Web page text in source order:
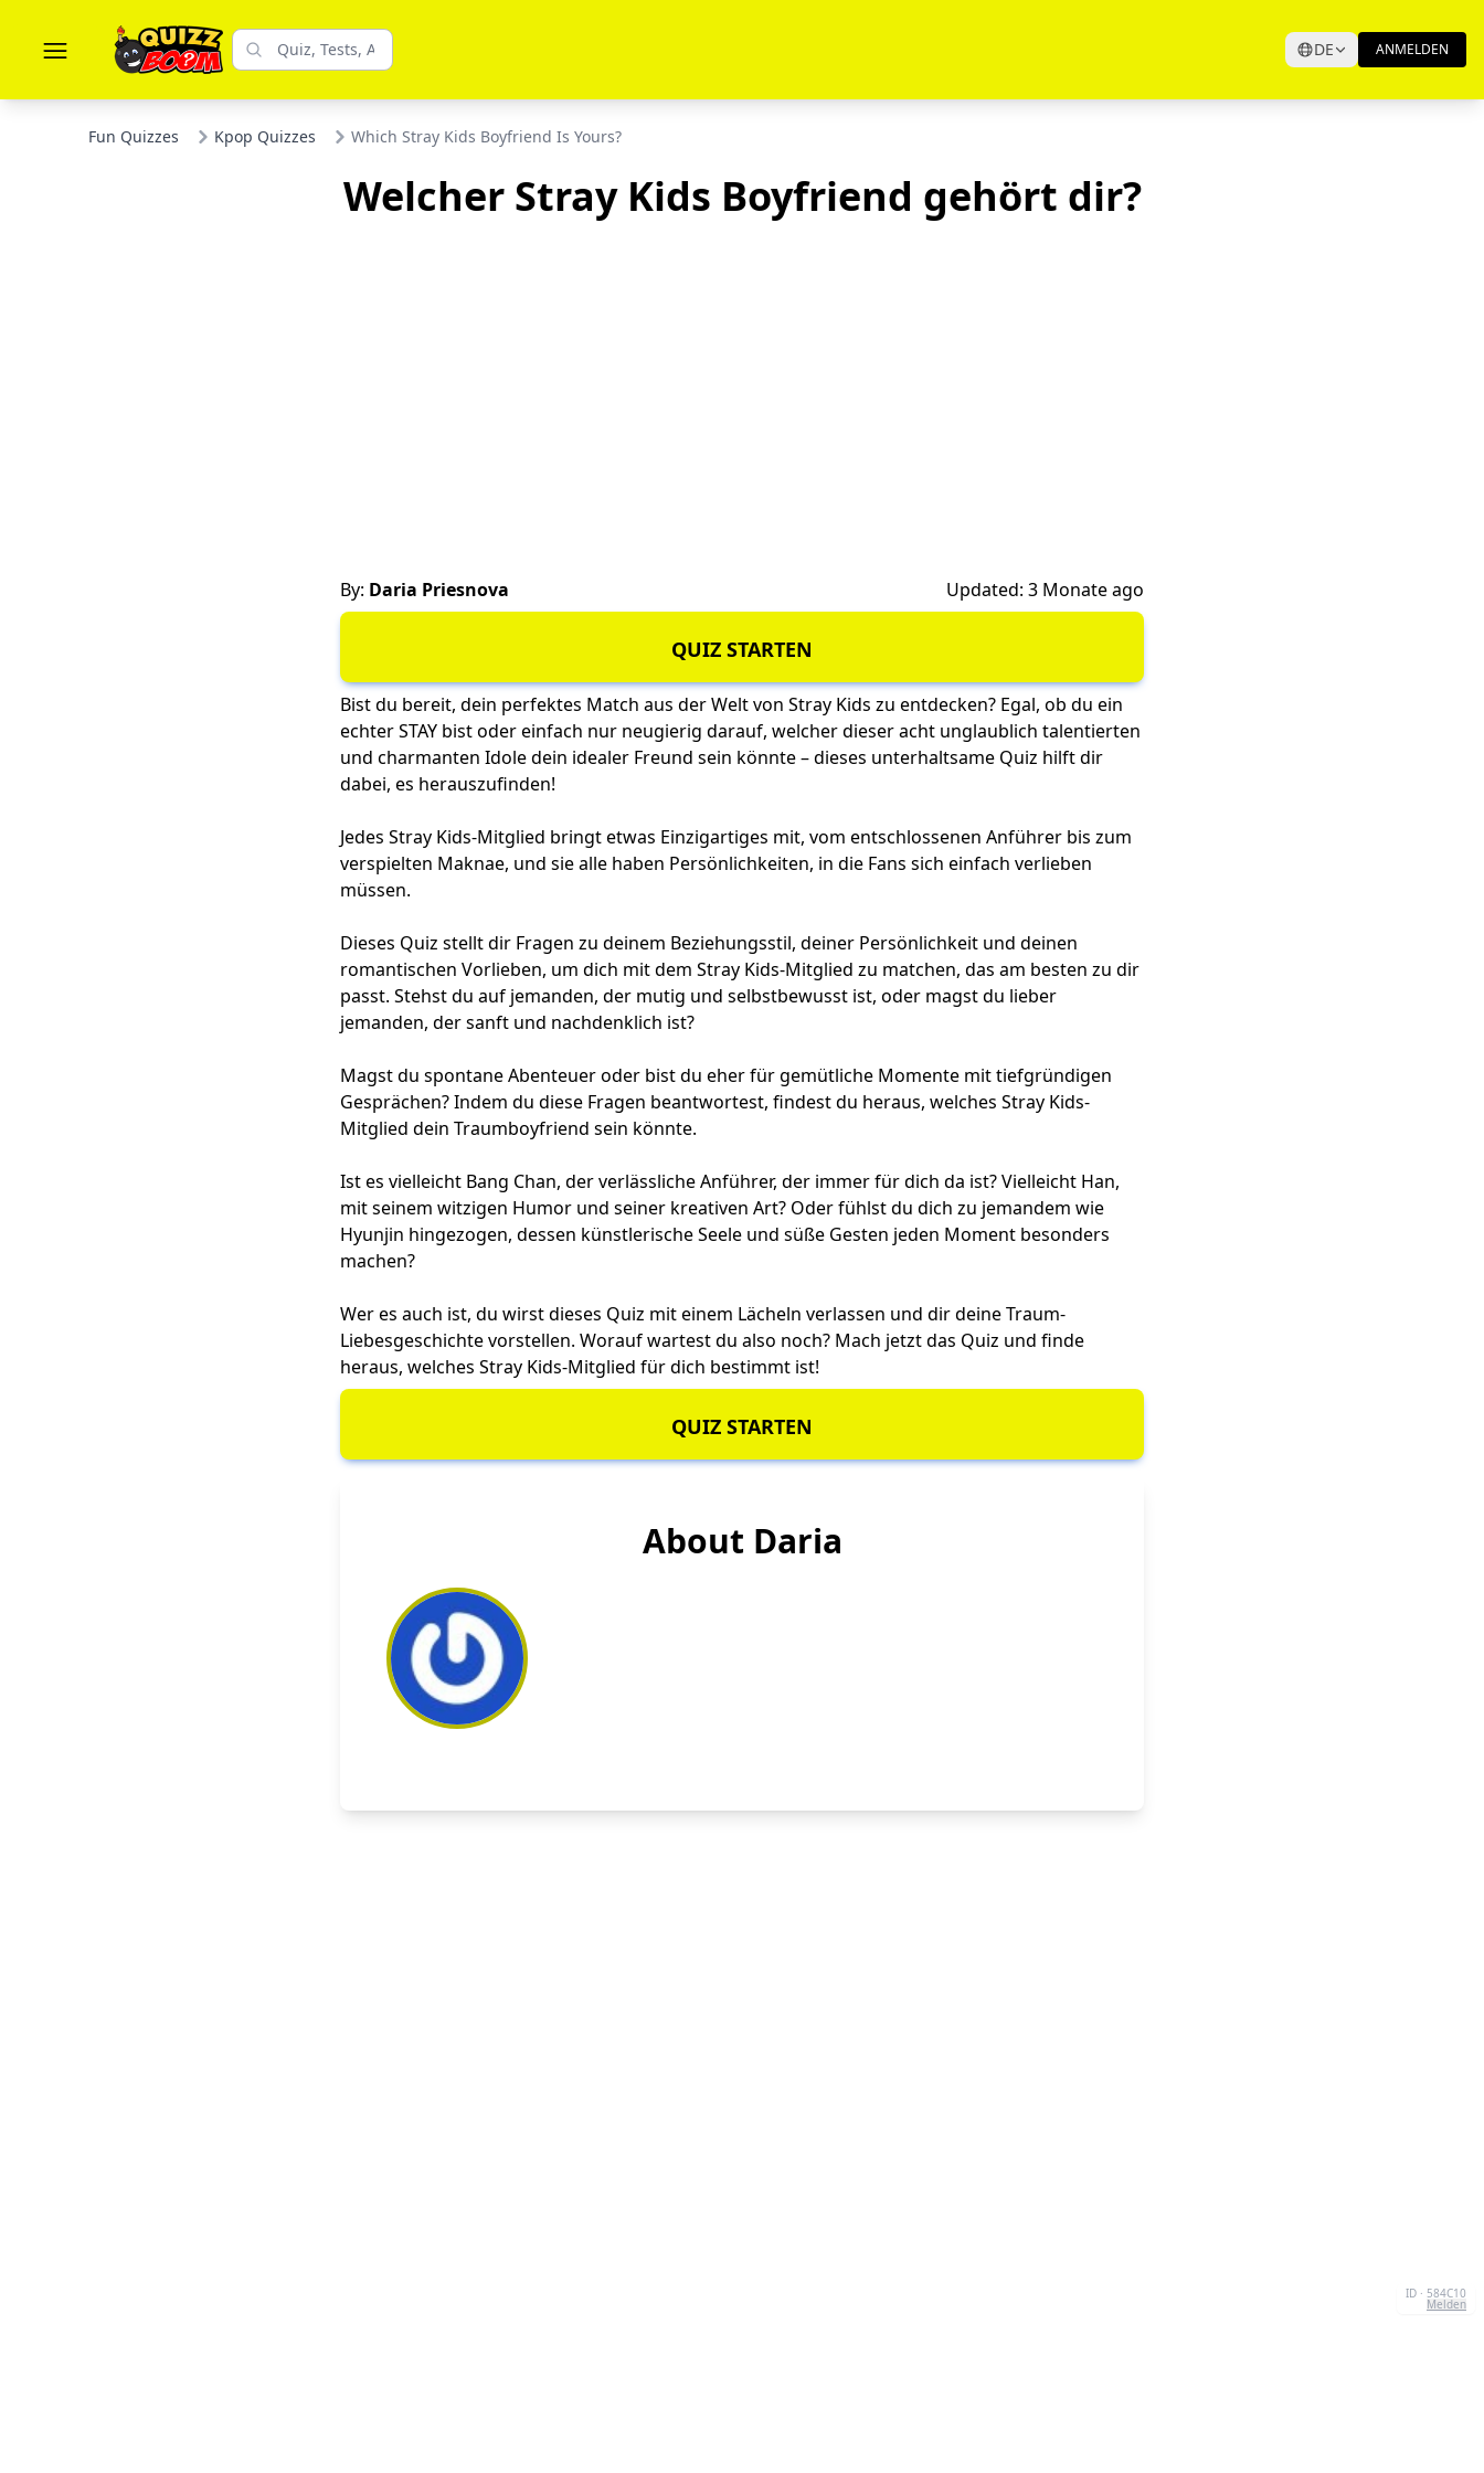
DE ANMELDEN
Fun Quizzes Kpop Quizzes Which Stray Kids Boyfriend Is Yours?
Welcher Stray Kids Boyfriend gehört dir?
By: Daria Priesnova Updated: 3 Monate ago
QUIZ STARTEN
Bist du bereit, dein perfektes Match aus der Welt von Stray Kids zu entdecken? Egal, ob du ein
echter STAY bist oder einfach nur neugierig darauf, welcher dieser acht unglaublich talentierten
und charmanten Idole dein idealer Freund sein könnte – dieses unterhaltsame Quiz hilft dir
dabei, es herauszufinden!
Jedes Stray Kids-Mitglied bringt etwas Einzigartiges mit, vom entschlossenen Anführer bis zum
verspielten Maknae, und sie alle haben Persönlichkeiten, in die Fans sich einfach verlieben
müssen.
Dieses Quiz stellt dir Fragen zu deinem Beziehungsstil, deiner Persönlichkeit und deinen
romantischen Vorlieben, um dich mit dem Stray Kids-Mitglied zu matchen, das am besten zu dir
passt. Stehst du auf jemanden, der mutig und selbstbewusst ist, oder magst du lieber
jemanden, der sanft und nachdenklich ist?
Magst du spontane Abenteuer oder bist du eher für gemütliche Momente mit tiefgründigen
Gesprächen? Indem du diese Fragen beantwortest, findest du heraus, welches Stray Kids-
Mitglied dein Traumboyfriend sein könnte.
Ist es vielleicht Bang Chan, der verlässliche Anführer, der immer für dich da ist? Vielleicht Han,
mit seinem witzigen Humor und seiner kreativen Art? Oder fühlst du dich zu jemandem wie
Hyunjin hingezogen, dessen künstlerische Seele und süße Gesten jeden Moment besonders
machen?
Wer es auch ist, du wirst dieses Quiz mit einem Lächeln verlassen und dir deine Traum-
Liebesgeschichte vorstellen. Worauf wartest du also noch? Mach jetzt das Quiz und finde
heraus, welches Stray Kids-Mitglied für dich bestimmt ist!
QUIZ STARTEN
About Daria
ID · 584C10
Melden